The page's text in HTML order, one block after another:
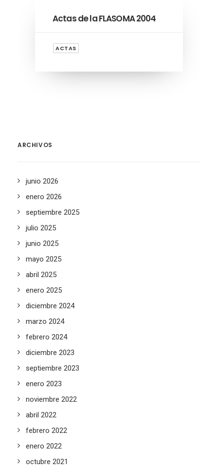
Actas de la FLASOMA 2004
ACTAS
ARCHIVOS
junio 2026
enero 2026
septiembre 2025
julio 2025
junio 2025
mayo 2025
abril 2025
enero 2025
diciembre 2024
marzo 2024
febrero 2024
diciembre 2023
septiembre 2023
enero 2023
noviembre 2022
abril 2022
febrero 2022
enero 2022
octubre 2021